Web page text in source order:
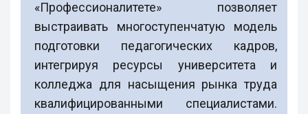
«Профессионалитете» позволяет
выстраивать многоступенчатую модель
подготовки педагогических кадров,
интегрируя ресурсы университета и
колледжа для насыщения рынка труда
квалифицированными специалистами.